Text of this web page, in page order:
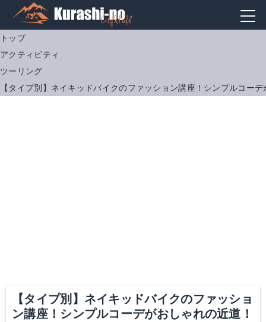
トップ
アクティビティ
ツーリング
【タイプ別】ネイキッドバイクのファッション講座！シンプルコー
【タイプ別】ネイキッドバイクのファッショ
ン講座！シンプルコーデがおしゃれの近道！